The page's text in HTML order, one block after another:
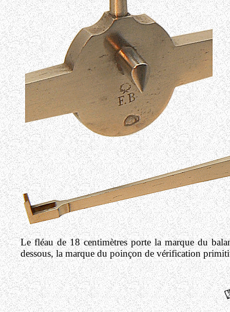
Le fléau de 18 centimètres porte la marque du
dessous, la marque du poinçon de vérification